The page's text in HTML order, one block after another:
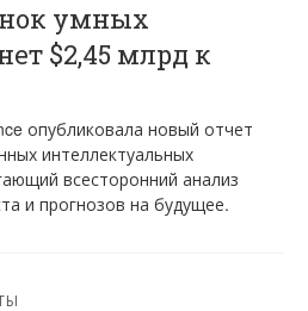
умных
$2,45 млрд к
опубликовала новый отчет
интеллектуальных
всесторонний анализ
и прогнозов на будущее.